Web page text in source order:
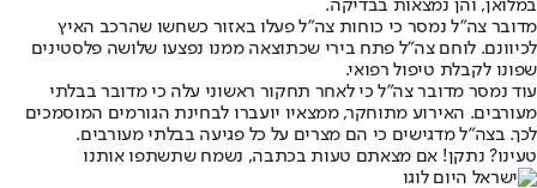
במלואן, והן נמצאות בבדיקה.
מדובר צה"ל נמסר כי כוחות צה"ל פעלו באזור כשחשו שהרכב האיץ
לכיוונם. לוחם צה"ל פתח בירי שכתוצאה ממנו נפצעו שלושה פלסטינים
שפונו לקבלת טיפול רפואי.
עוד נמסר מדובר צה"ל כי לאחר תחקור ראשוני עלה כי מדובר בבלתי
מעורבים. האירוע מתוחקר, ממצאיו יועברו לבחינת הגורמים המוסמכים
לכך. בצה"ל מדגישים כי הם מצרים על כל פגיעה בבלתי מעורבים.
טעינו? נתקן! אם מצאתם טעות בכתבה, נשמח שתשתפו אותנו